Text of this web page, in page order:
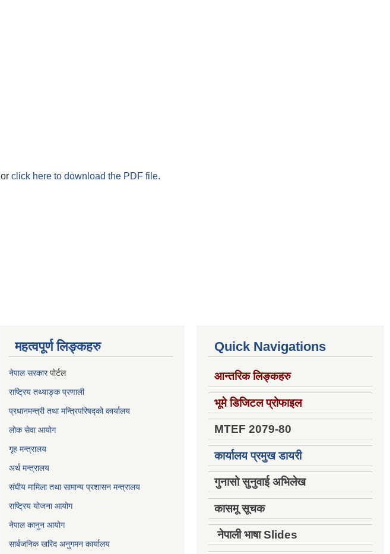
or click here to download the PDF file.
महत्वपूर्ण लिङ्कहरु
नेपाल सरकारपोर्टल
राष्ट्रिय तथ्याङ्क प्रणाली
प्रधानमन्त्री तथा मन्त्रिपरिषद्को कार्यालय
लोक सेवाआयोग
गृह मन्त्रालय
अर्थ मन्त्रालय
संघीय मामिला तथा सामान्य प्रशासन मन्त्रालय
राष्ट्रिय योजना आयोग
नेपाल कानुन आयोग
सार्बजनिक खरिद अनुगमन कार्यालय
Quick Navigations
आन्तरिक लिङ्कहरु
भूमे डिजिटल प्रोफाइल
MTEF 2079-80
कार्यालय प्रमुख डायरी
गुनासो सुनुवाई अभिलेख
कासमू सूचक
नेपाली भाषा Slides